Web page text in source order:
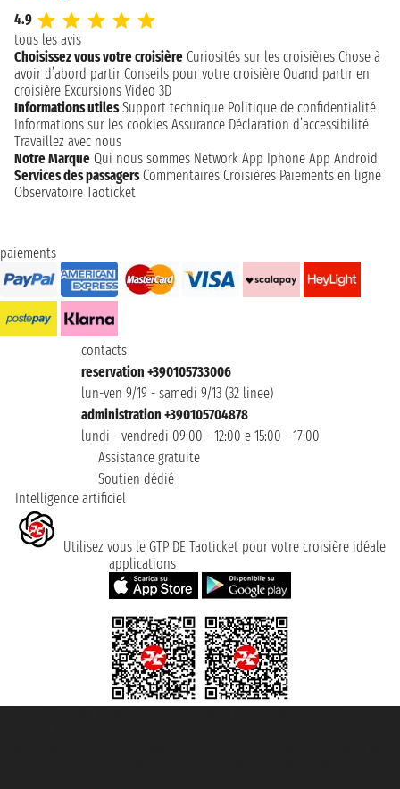
4.9
tous les avis
Choisissez vous votre croisière Curiosités sur les croisières Chose à
avoir d’abord partir Conseils pour votre croisière Quand partir en
croisière Excursions Video 3D
Informations utiles Support technique Politique de confidentialité
Informations sur les cookies Assurance Déclaration d’accessibilité
Travaillez avec nous
Notre Marque Qui nous sommes Network App Iphone App Android
Services des passagers Commentaires Croisières Paiements en ligne
Observatoire Taoticket
paiements
contacts
reservation +390105733006
lun-ven 9/19 - samedi 9/13 (32 linee)
administration +390105704878
lundi - vendredi 09:00 - 12:00 e 15:00 - 17:00
Assistance gratuite
Soutien dédié
Intelligence artificiel
Utilisez vous le GTP DE Taoticket pour votre croisière idéale
applications